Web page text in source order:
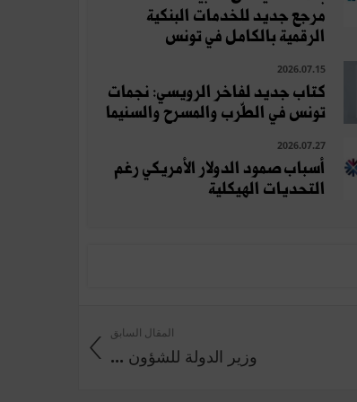
مرجع جديد للخدمات البنكية
الرقمية بالكامل في تونس
2026.07.15
كتاب جديد لفاخر الرويسي: نجمات
تونس في الطّرب والمسرح والسنيما
2026.07.27
أسباب صمود الدولار الأمريكي رغم
التحديات الهيكلية
المقال السابق
وزير الدولة للشؤون ...